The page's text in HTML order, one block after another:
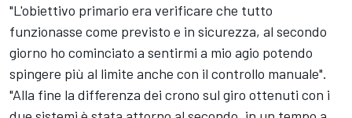
"L'obiettivo primario era verificare che tutto
funzionasse come previsto e in sicurezza, al secondo
giorno ho cominciato a sentirmi a mio agio potendo
spingere più al limite anche con il controllo manuale".
"Alla fine la differenza dei crono sul giro ottenuti con i